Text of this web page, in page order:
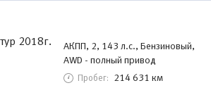
АКПП, 2, 143 л.с., Бензиновый,
AWD - полный привод
Пробег: 214 631 км